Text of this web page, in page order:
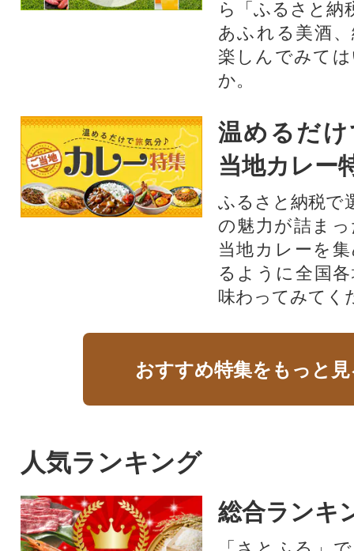
ら「ふるさと納
あふれる美酒
楽しんでみて
か。
温めるだ
当地カレー
ふるさと納税で
の魅力が詰ま
当地カレーを
るように全国
味わってみてく
おすすめ特集をもっと
人気ランキング
総合ランキ